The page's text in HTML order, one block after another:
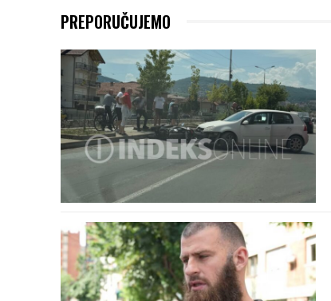
PREPORUČUJEMO